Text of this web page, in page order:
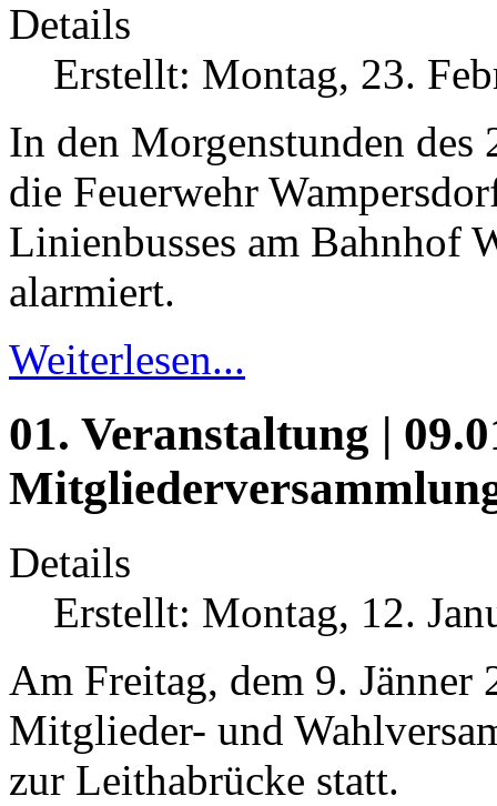
Details
Erstellt: Montag, 23.
In den Morgenstunden des
die Feuerwehr
Linienbusses am Bahnhof
alarmiert.
Weiterlesen...
01. Veranstaltung |
Details
Erstellt: Montag, 12.
Am Freitag, dem 9. Jänner
Mitglieder- und
zur Leithabrücke statt.